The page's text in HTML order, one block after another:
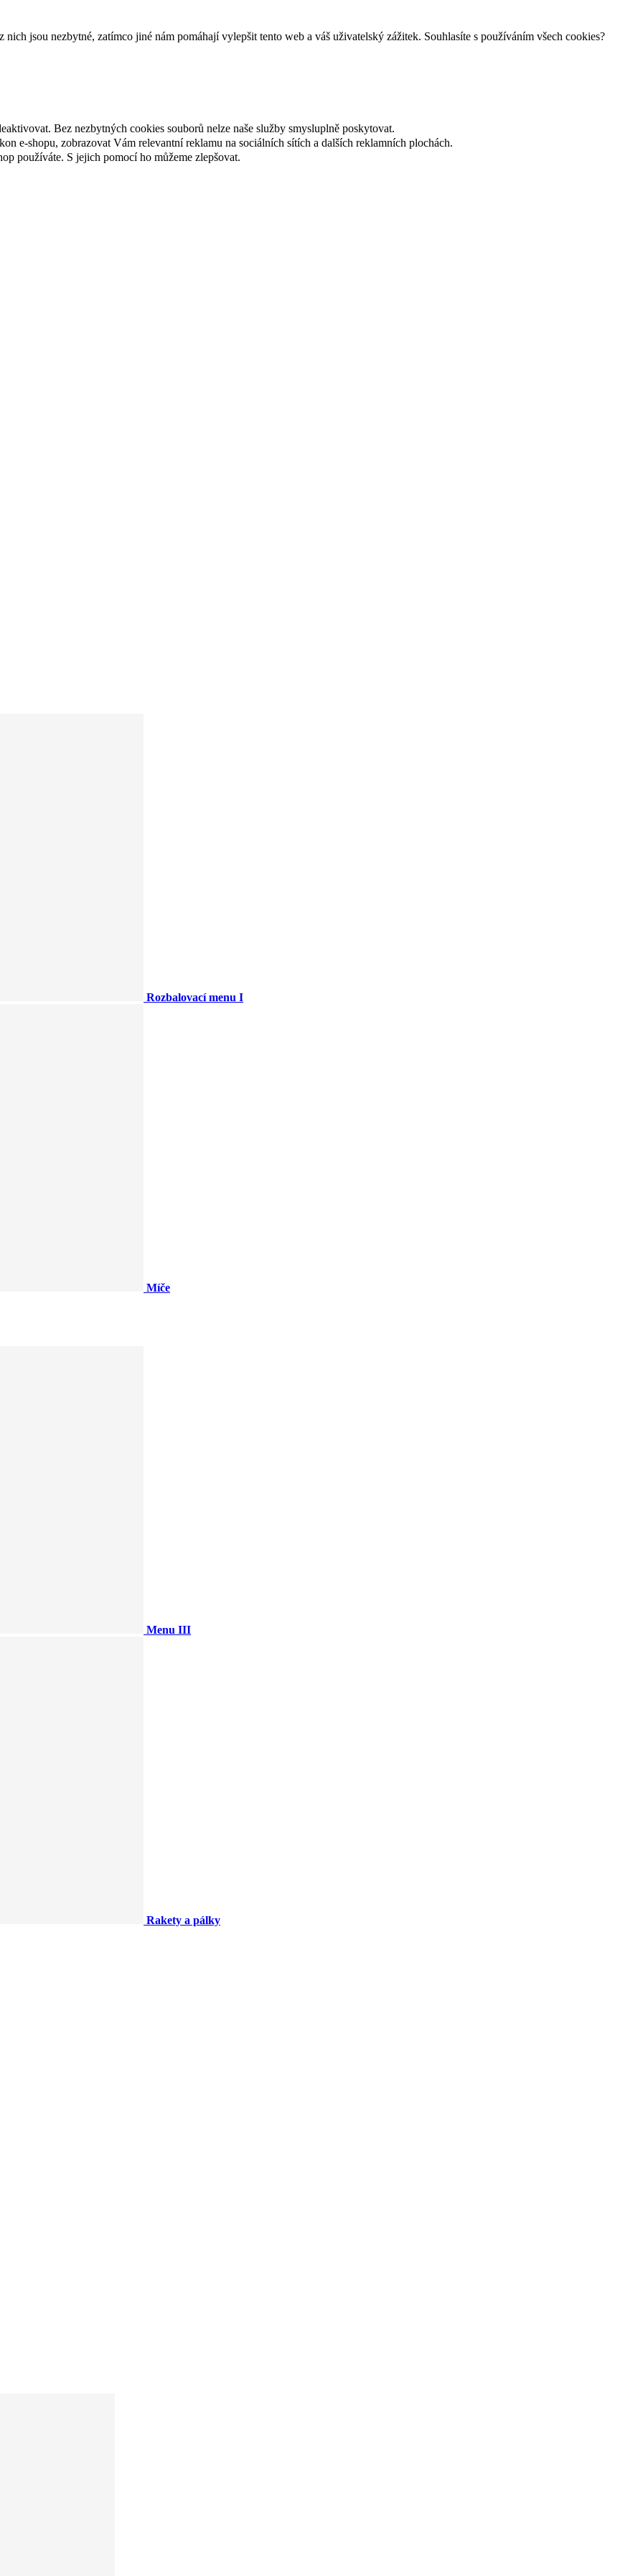
jsou nezbytné, zatímco jiné nám pomáhají vylepšit tento web a váš uživatelský zážitek. Souhlasíte s používáním všech cookies?
Bez nezbytných cookies souborů nelze naše služby smysluplně poskytovat.
e-shopu, zobrazovat Vám relevantní reklamu na sociálních sítích a dalších reklamních plochách.
používáte. S jejich pomocí ho můžeme zlepšovat.
Rozbalovací menu I
Míče
Menu III
Rakety a pálky